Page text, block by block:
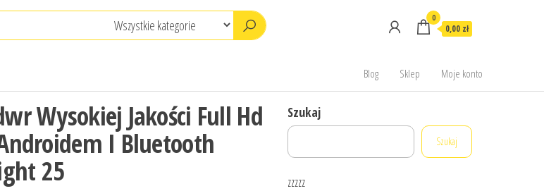
0
0,00 zł
Blog Sklep Moje konto
Wysokiej Jakości Full Hd
I Bluetooth
25
Szukaj
Szukaj
zzzzz